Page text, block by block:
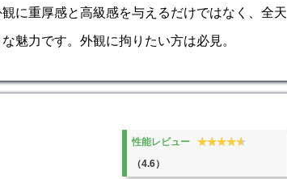
に重厚感と高級感を与えるだけではなく、全天
魅力です。外観に拘りたい方は必見。
性能レビュー ★★★★★
★★★★★
（4.6）